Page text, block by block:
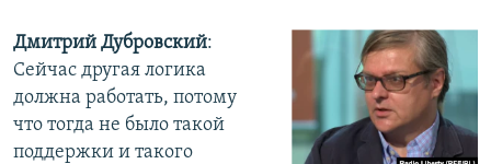
Дмитрий Дубровский:
Сейчас другая логика
должна работать, потому
что тогда не было такой
поддержки и такого